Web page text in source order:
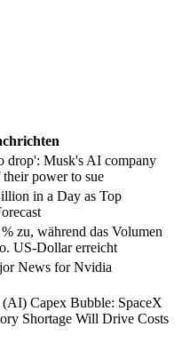
drop': Musk's AI company
power to sue
in a Day as Top
zu, während das Volumen
US-Dollar erreicht
News for Nvidia
Capex Bubble: SpaceX
Shortage Will Drive Costs